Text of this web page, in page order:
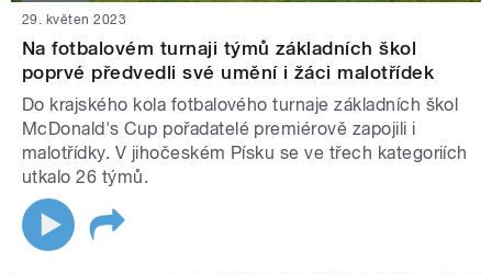
29. květen 2023
Na fotbalovém turnaji týmů základních škol
poprvé předvedli své umění i žáci malotřídek
Do krajského kola fotbalového turnaje základních škol
McDonald's Cup pořadatelé premiérově zapojili i
malotřídky. V jihočeském Písku se ve třech kategoriích
utkalo 26 týmů.